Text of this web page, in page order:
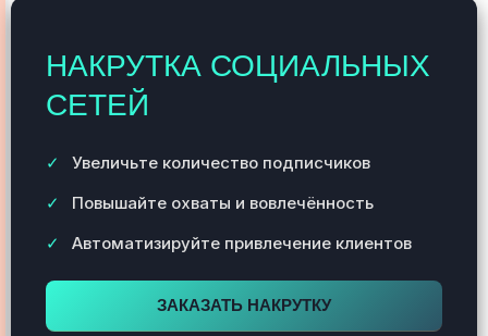
НАКРУТКА СОЦИАЛЬНЫХ
СЕТЕЙ
Увеличьте количество подписчиков
Повышайте охваты и вовлечённость
Автоматизируйте привлечение клиентов
ЗАКАЗАТЬ НАКРУТКУ